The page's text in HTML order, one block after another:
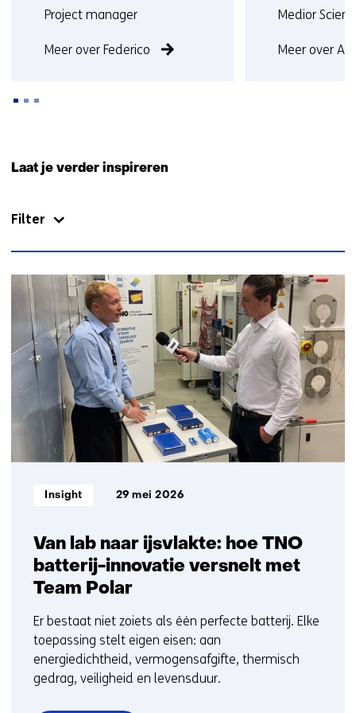
Functie:
Project manager
Meer over Federico
Functie:
Medior
Meer over
op)
Laat je verder inspireren
Filter
7
resultaten,
getoond
1
t/m
5
Van lab naar ijsvlakte: hoe TNO
batterij-innovatie versnelt met
Team Polar
Informatietype:
Insight 29 mei 2026
Er bestaat niet zoiets als één perfecte batterij. Elke
toepassing stelt eigen eisen: aan
energiedichtheid, vermogensafgifte, thermisch
gedrag, veiligheid en levensduur.